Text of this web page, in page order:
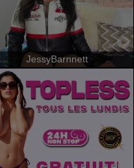
JessyBarnnett